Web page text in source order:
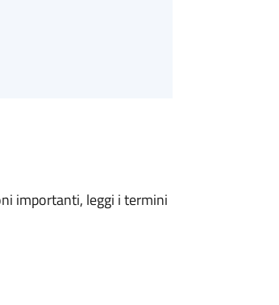
importanti, leggi i termini